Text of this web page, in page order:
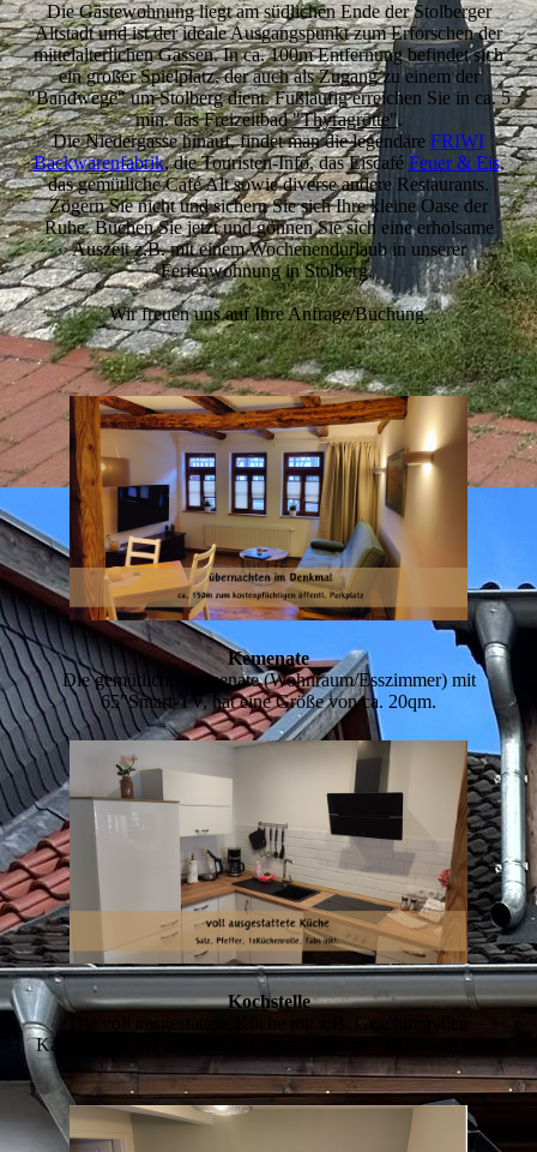
Die Gästewohnung liegt am südlichen Ende der Stolberger
Altstadt und ist der ideale Ausgangspunkt zum Erforschen der
mittelalterlichen Gassen. In ca. 100m Entfernung befindet sich
ein großer Spielplatz, der auch als Zugang zu einem der
"Bandwege" um Stolberg dient. Fußläufig erreichen Sie in ca. 5
min. das Freizeitbad"Thyragrotte".
Die Niedergasse hinauf, findet man die legendäre FRIWI
Backwarenfabrik, die Touristen-Info, das Eiscafé Feuer & Eis,
das gemütliche Café Alt sowie diverse andere Restaurants.
Zögern Sie nicht und sichern Sie sich Ihre kleine Oase der
Ruhe. Buchen Sie jetzt und gönnen Sie sich eine erholsame
Auszeit z.B. mit einem Wochenendurlaub in unserer
Ferienwohnung in Stolberg.
Wir freuen uns auf Ihre Anfrage/Buchung.
Kemenate
Die gemütliche Kemenate (Wohnraum/Esszimmer) mit
65"Smart-TV, hat eine Größe von ca. 20qm.
Kochstelle
Die voll ausgestattete Küche mit z.B. Geschirrspüler,
Kaffeemaschine und Wasserkocher, hat eine Fläche von 8qm.